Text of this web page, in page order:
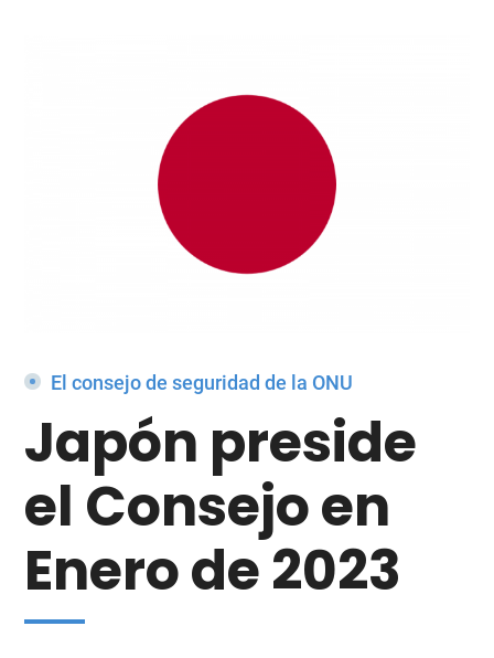
septiembre
El consejo de seguridad de la ONU
Japón preside
el Consejo en
Enero de 2023